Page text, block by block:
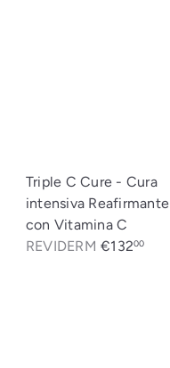
Triple C Cure - Cura
intensiva Reafirmante
con Vitamina C
REVIDERM€13200